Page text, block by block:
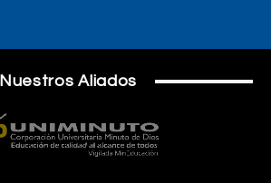
Nuestros Aliados